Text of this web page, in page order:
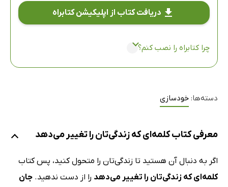
دریافت کتاب از اپلیکیشن کتابراه
چرا کتابراه را نصب کنم؟
دسته‌ها: خودسازی
معرفی کتاب کلمه‌ای‌ که زندگی‌تان را تغییر می‌دهد
اگر به دنبال آن هستید تا زندگی‌تان را متحول کنید، پس کتاب
کلمه‌ای‌ که زندگی‌تان را تغییر می‌دهد را از دست ندهید. جان